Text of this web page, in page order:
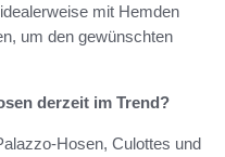
mit Hemden
um den gewünschten
derzeit im Trend?
Hosen, Culottes und